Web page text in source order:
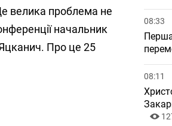
велика проблема не
начальник
Про це 25
08:33
08:11